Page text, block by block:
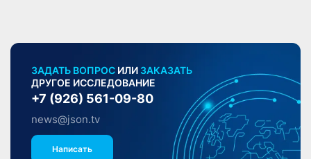
ЗАДАТЬ ВОПРОС ИЛИ ЗАКАЗАТЬ
ДРУГОЕ ИССЛЕДОВАНИЕ
+7 (926) 561-09-80
news@json.tv
Написать